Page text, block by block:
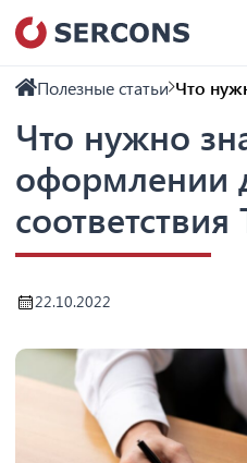
Полезные статьи Что
Что нужно
оформлении
22.10.2022